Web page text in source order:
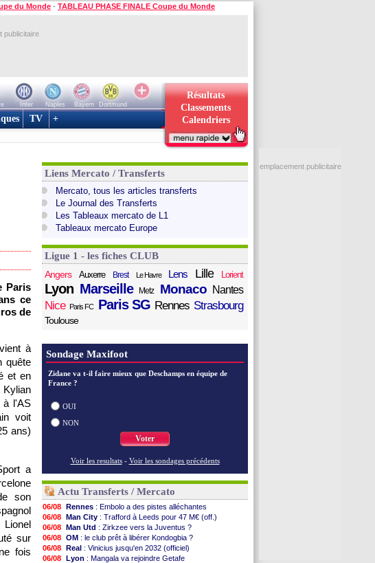
du Monde - TABLEAU PHASE FINALE Coupe du Monde
publicitaire
Inter Naples Bayern
Dortmund
Résultats
Classements
Calendriers
TV +
Paris
ce
de
à
quête
et en
à l'AS
voit
ans)
a
son
sur
fois
Liens Mercato / Transferts
Mercato, tous les articles transferts
Le Journal des Transferts
Les Tableaux mercato de L1
Tableaux mercato Europe
Ligue 1 - les fiches CLUB
Angers
Auxerre Brest Le Havre Lens Lille Lorient
Lyon Marseille Metz Monaco Nantes
Nice Paris FC Paris SG Rennes Strasbourg
Toulouse
Sondage Maxifoot
Zidane va t-il faire mieux que Deschamps en équipe de
France ?
OUI
NON
Voter
Voir les resultats - Voir les sondages précédents
Actu Transferts / Mercato
06/08 Rennes : Embolo a des pistes alléchantes
06/08 Man City : Trafford à Leeds pour 47 M€ (off.)
06/08 Man Utd : Zirkzee vers la Juventus ?
06/08 OM : le club prêt à libérer Kondogbia ?
06/08 Real : Vinicius jusqu'en 2032 (officiel)
06/08 Lyon : Mangala va rejoindre Getafe
emplacement publicitaire